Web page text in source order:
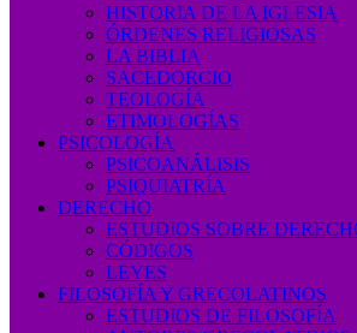
HISTORIA DE LA IGLESIA
ÓRDENES RELIGIOSAS
LA BIBLIA
SACEDORCIO
TEOLOGÍA
ETIMOLOGÍAS
PSICOLOGÍA
PSICOANÁLISIS
PSIQUIATRÍA
DERECHO
ESTUDIOS SOBRE
CÓDIGOS
LEYES
FILOSOFÍA Y GRECOLATINOS
ESTUDIOS DE FILOSOFÍA